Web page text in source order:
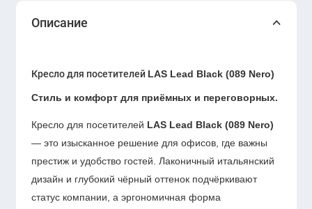
Описание
Кресло для посетителей LAS Lead Black (089 Nero)
Стиль и комфорт для приёмных и переговорных.
Кресло для посетителей LAS Lead Black (089 Nero)
— это изысканное решение для офисов, где важны
престиж и удобство гостей. Лаконичный итальянский
дизайн и глубокий чёрный оттенок подчёркивают
статус компании, а эргономичная форма